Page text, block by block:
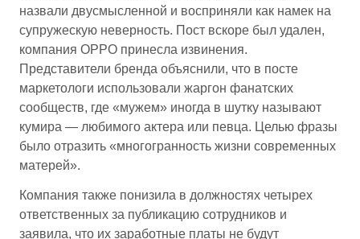
назвали двусмысленной и восприняли как намек на
супружескую неверность. Пост вскоре был удален,
компания OPPO принесла извинения.
Представители бренда объяснили, что в посте
маркетологи использовали жаргон фанатских
сообществ, где «мужем» иногда в шутку называют
кумира — любимого актера или певца. Целью фразы
было отразить «многогранность жизни современных
матерей».
Компания также понизила в должностях четырех
ответственных за публикацию сотрудников и
заявила, что их заработные платы не будут